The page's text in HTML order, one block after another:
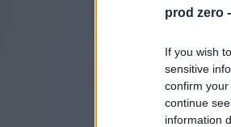
prod zero -
If you wish
sensitive
confirm
continue
information